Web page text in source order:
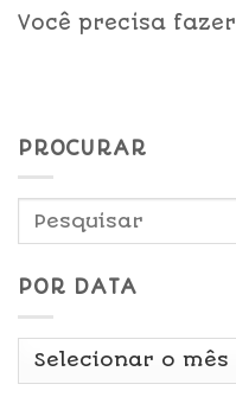
Você precisa fazer
PROCURAR
POR DATA
Por